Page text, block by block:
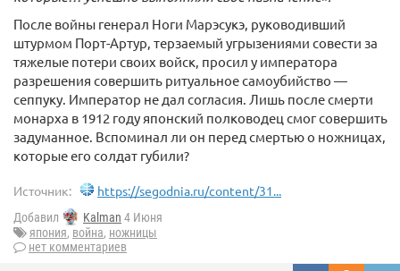
После войны генерал Ноги Марэсукэ, руководивший
штурмом Порт-Артур, терзаемый угрызениями совести за
тяжелые потери своих войск, просил у императора
разрешения совершить ритуальное самоубийство —
сеппуку. Император не дал согласия. Лишь после смерти
монарха в 1912 году японский полководец смог совершить
задуманное. Вспоминал ли он перед смертью о ножницах,
которые его солдат губили?
Источник: https://segodnia.ru/content/31...
Добавил Kalman 4 Июня
япония, война, ножницы
нет комментариев